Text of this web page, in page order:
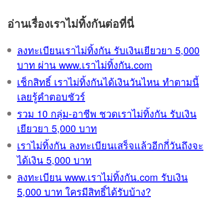
อ่านเรื่องเราไม่ทิ้งกันต่อที่นี่
ลงทะเบียนเราไม่ทิ้งกัน รับเงินเยียวยา 5,000
บาท ผ่าน www.เราไม่ทิ้งกัน.com
เช็กสิทธิ์ เราไม่ทิ้งกันได้เงินวันไหน ทำตามนี้
เลยรู้คำตอบชัวร์
รวม 10 กลุ่ม-อาชีพ ชวดเราไม่ทิ้งกัน รับเงิน
เยียวยา 5,000 บาท
เราไม่ทิ้งกัน ลงทะเบียนเสร็จแล้วอีกกี่วันถึงจะ
ได้เงิน 5,000 บาท
ลงทะเบียน www.เราไม่ทิ้งกัน.com รับเงิน
5,000 บาท ใครมีสิทธิ์ได้รับบ้าง?